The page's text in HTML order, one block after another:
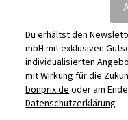
Du erhältst den
mbH mit exklusiven
individualisierten
mit Wirkung für die
bonprix.deoder am
Datenschutzerklärung